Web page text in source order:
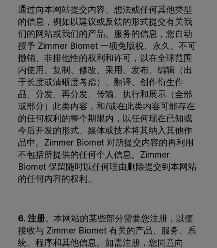
通过向本网站提交内容、想法或任何其他类型
的信息，例如以建议或反馈的形式提交有关我
们的网站或我们的产品、服务的信息，您自动
授予 Zimmer Biomet 一项免版税、永久、不可
撤销、非排他性的权利和许可，以在全球范围
内使用、复制、修改、采用、发布、编辑（出
于长度或清晰度考虑）、翻译、创作衍生作
品、分发、再分发、传输、执行和展示（全部
或部分）此类内容，和/或在此类内容可能存在
的任何权利的整个期限内，以任何现在已知或
今后开发的形式、媒体或技术将其纳入其他作
品中。Zimmer Biomet 对所提交内容的再利用
不包括所提供的任何个人信息。Zimmer
Biomet 保留随时以任何理由删除提交到本网站
的任何内容的权利。
6. 注册。本网站的某些部分需要您注册，以便
接收与 Zimmer Biomet 有关的产品、服务、系
统、程序和其他信息。如需注册，您同意向